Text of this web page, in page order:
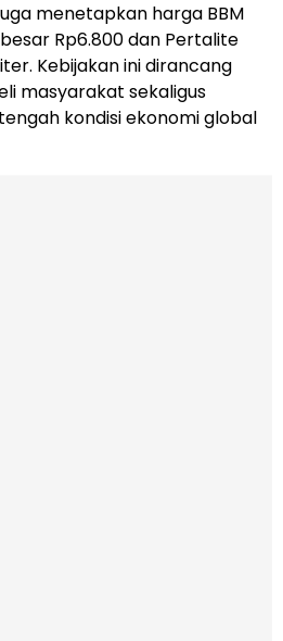
menetapkan harga BBM
Rp6.800 dan Pertalite
Kebijakan ini dirancang
masyarakat sekaligus
kondisi ekonomi global